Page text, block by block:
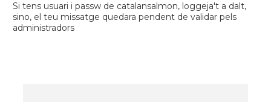
Si tens usuari i passw de catalansalmon, loggeja't a dalt,
sino, el teu missatge quedara pendent de validar pels
administradors